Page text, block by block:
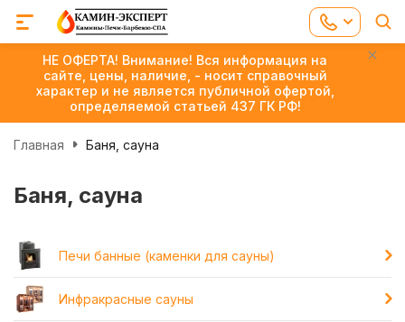
НЕ ОФЕРТА! Внимание! Вся информация на
сайте, цены, наличие, - носит справочный
характер и не является публичной офертой,
определяемой статьей 437 ГК РФ!
Главная Баня, сауна
Баня, сауна
Печи банные (каменки для сауны)
Инфракрасные сауны